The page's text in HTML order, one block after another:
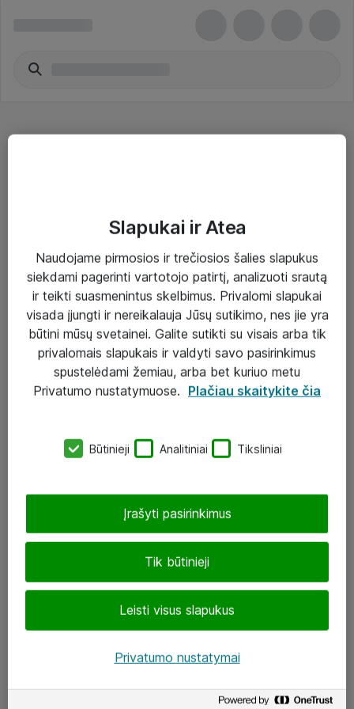
Sprendimai ir paslaugos
Paslaugos
Sprendimai
Įgyvendinti projektai
Atea ekspertų patarimai verslui
UAB „ATEA“
J. Rutkausko g. 6, Vilnius
Atea kontaktai
Aplankykite mus
Slapukai ir Atea
Naudojame pirmosios ir trečiosios šalies slapukus
siekdami pagerinti vartotojo patirtį, analizuoti srautą
ir teikti suasmenintus skelbimus. Privalomi slapukai
visada įjungti ir nereikalauja Jūsų sutikimo, nes jie yra
būtini mūsų svetainei. Galite sutikti su visais arba tik
privalomais slapukais ir valdyti savo pasirinkimus
spustelėdami žemiau, arba bet kuriuo metu
Privatumo nustatymuose. Plačiau skaitykite čia
Būtinieji Analitiniai Tiksliniai
Tik būtinieji
Leisti visus slapukus
Įrašyti pasirinkimus
Privatumo nustatymai